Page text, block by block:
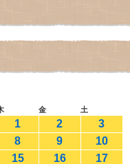
金 土
1 2
3
8 9
10
15 16 17